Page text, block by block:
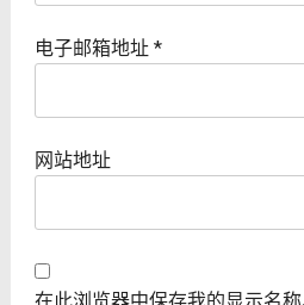
电子邮箱地址 *
网站地址